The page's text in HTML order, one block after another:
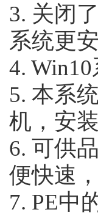
3. 关闭
系统更安
4.
5. 本系
机，安
6. 可供
便快速
7. PE中